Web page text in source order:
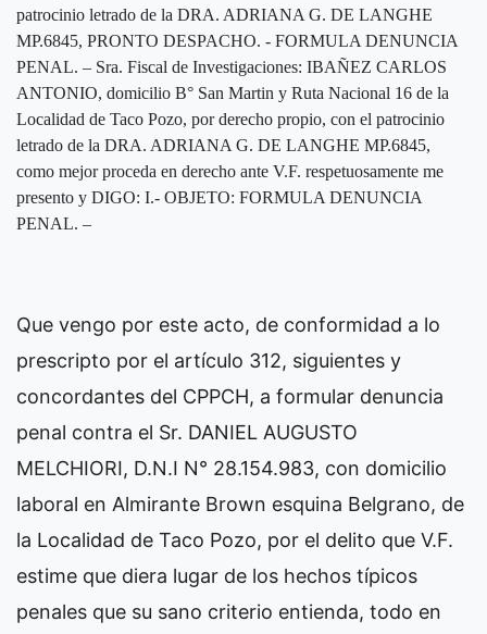
patrocinio letrado de la DRA. ADRIANA G. DE LANGHE
MP.6845, PRONTO DESPACHO. - FORMULA DENUNCIA
PENAL. – Sra. Fiscal de Investigaciones: IBAÑEZ CARLOS
ANTONIO, domicilio B° San Martin y Ruta Nacional 16 de la
Localidad de Taco Pozo, por derecho propio, con el patrocinio
letrado de la DRA. ADRIANA G. DE LANGHE MP.6845,
como mejor proceda en derecho ante V.F. respetuosamente me
presento y DIGO: I.- OBJETO: FORMULA DENUNCIA
PENAL. –
Que vengo por este acto, de conformidad a lo
prescripto por el artículo 312, siguientes y
concordantes del CPPCH, a formular denuncia
penal contra el Sr. DANIEL AUGUSTO
MELCHIORI, D.N.I N° 28.154.983, con domicilio
laboral en Almirante Brown esquina Belgrano, de
la Localidad de Taco Pozo, por el delito que V.F.
estime que diera lugar de los hechos típicos
penales que su sano criterio entienda, todo en